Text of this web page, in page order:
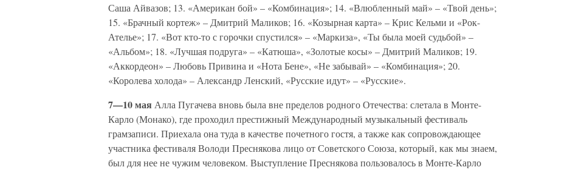
Саша Айвазов; 13. «Американ бой» – «Комбинация»; 14. «Влюбленный май» – «Твой день»;
15. «Брачный кортеж» – Дмитрий Маликов; 16. «Козырная карта» – Крис Кельми и «Рок-
Ателье»; 17. «Вот кто-то с горочки спустился» – «Маркиза», «Ты была моей судьбой» –
«Альбом»; 18. «Лучшая подруга» – «Катюша», «Золотые косы» – Дмитрий Маликов; 19.
«Аккордеон» – Любовь Привина и «Нота Бене», «Не забывай» – «Комбинация»; 20.
«Королева холода» – Александр Ленский, «Русские идут» – «Русские».
7—10 мая Алла Пугачева вновь была вне пределов родного Отечества: слетала в Монте-
Карло (Монако), где проходил престижный Международный музыкальный фестиваль
грамзаписи. Приехала она туда в качестве почетного гостя, а также как сопровождающее
участника фестиваля Володи Преснякова лицо от Советского Союза, который, как мы знаем,
был для нее не чужим человеком. Выступление Преснякова пользовалось в Монте-Карло